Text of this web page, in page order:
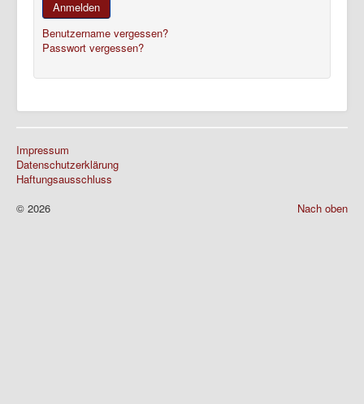
Anmelden
Benutzername vergessen?
Passwort vergessen?
Impressum
Datenschutzerklärung
Haftungsausschluss
Nach oben
© 2026